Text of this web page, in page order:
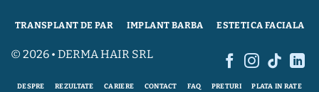
© 2026 • DERMA HAIR SRL
TRANSPLANT DE PAR IMPLANT BARBA ESTETICA FACIALA
DESPRE REZULTATE CARIERE CONTACT FAQ PRETURI PLATA IN RATE